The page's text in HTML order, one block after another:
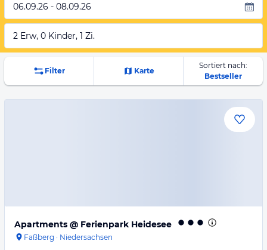
06.09.26 - 08.09.26
2 Erw, 0 Kinder, 1 Zi.
Filter Karte
Sortiert nach:
Bestseller
Apartments @ Ferienpark Heidesee
Faßberg · Niedersachsen